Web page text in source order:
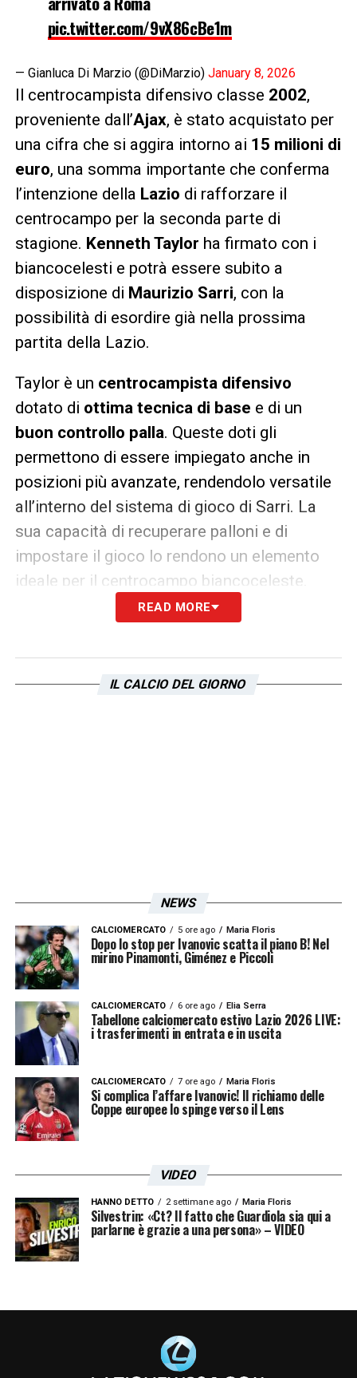
pic.twitter.com/9vX86cBe1m
— Gianluca Di Marzio (@DiMarzio) January 8, 2026
Il centrocampista difensivo classe 2002,
proveniente dall’Ajax, è stato acquistato per
una cifra che si aggira intorno ai 15 milioni di
euro, una somma importante che conferma
l’intenzione della Lazio di rafforzare il
centrocampo per la seconda parte di
stagione. Kenneth Taylor ha firmato con i
biancocelesti e potrà essere subito a
disposizione di Maurizio Sarri, con la
possibilità di esordire già nella prossima
partita della Lazio.
Taylor è un centrocampista difensivo
dotato di ottima tecnica di base e di un
buon controllo palla. Queste doti gli
permettono di essere impiegato anche in
posizioni più avanzate, rendendolo versatile
all’interno del sistema di gioco di Sarri. La
sua capacità di recuperare palloni e di
impostare il gioco lo rendono un elemento
ideale per il centrocampo biancoceleste.
Un post condiviso da S.S. Lazio (@official_sslazio)
Cresciuto nel settore giovanile dell’
Taylor ha fatto il suo debutto in prima
squadra il 12 dicembre 2020, in un incontro
diEredivisie
uno dei talenti più promettenti del panorama
calcistico olandese.
Nazionale Maggiore
READ MORE
IL CALCIO DEL GIORNO
NEWS
CALCIOMERCATO 5 ore ago Maria Floris
Dopo lo stop per Ivanovic scatta il piano B! Nel
mirino Pinamonti, Giménez e Piccoli
CALCIOMERCATO 6 ore ago Elia Serra
Tabellone calciomercato estivo Lazio 2026 LIVE:
i trasferimenti in entrata e in uscita
CALCIOMERCATO 7 ore ago Maria Floris
Si complica l’affare Ivanovic! Il richiamo delle
Coppe europee lo spinge verso il Lens
VIDEO
HANNO DETTO 2 settimane ago Maria Floris
Silvestrin: «Ct? Il fatto che Guardiola sia qui a
parlarne è grazie a una persona» – VIDEO